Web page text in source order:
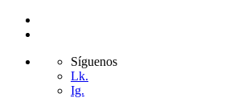
Síguenos
Lk.
Ig.